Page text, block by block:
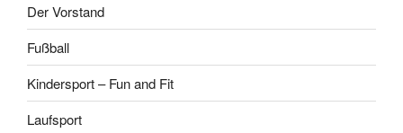
Der Vorstand
Fußball
Kindersport – Fun and Fit
Laufsport